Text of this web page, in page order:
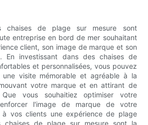
chaises de plage sur mesure sont
entreprise en bord de mer souhaitant
client, son image de marque et son
En investissant dans des chaises de
et personnalisées, vous pouvez
visite mémorable et agréable à la
votre marque et en attirant de
Que vous souhaitiez optimiser votre
l'image de marque de votre
vos clients une expérience de plage